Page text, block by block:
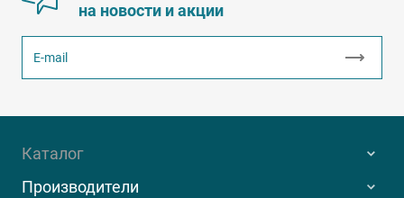
на новости и акции
Каталог
Производители